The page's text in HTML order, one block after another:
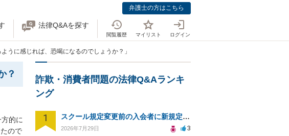
弁護士の方はこちら
法律Q&Aを探す
閲覧履歴 マイリスト ログイン
うに感じれば、恐喝になるのでしょうか？」
？
的に
ので
詐欺・消費者問題の法律Q&Aランキ
ング
1 スクール規定変更前の入会者に新規定は適用されるのか
2026年7月29日 3